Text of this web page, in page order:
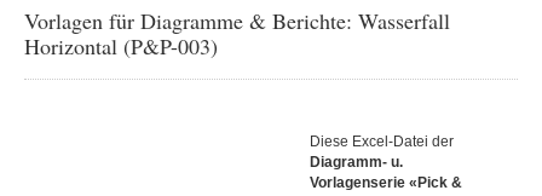
Vorlagen für Diagramme & Berichte: Wasserfall
Horizontal (P&P-003)
Diese Excel-Datei der
Diagramm- u.
Vorlagenserie «Pick &